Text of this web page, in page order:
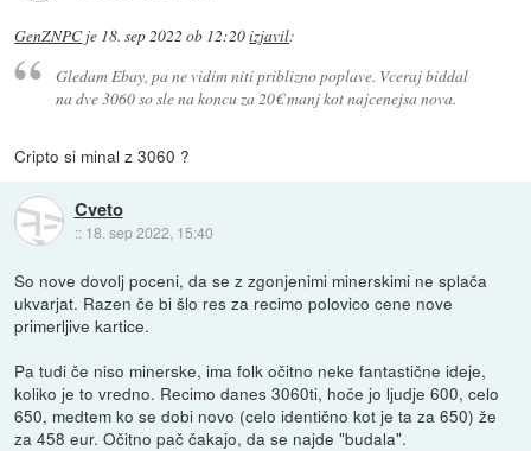
GenZNPCje 18. sep 2022 ob 12:20izjavil:
Gledam Ebay, pa ne vidim niti priblizno poplave. Vceraj biddal
na dve 3060 so sle na koncu za 20€ manj kot najcenejsa nova.
Cripto si minal z 3060 ?
Cveto
:: 18. sep 2022, 15:40
So nove dovolj poceni, da se z zgonjenimi minerskimi ne splača
ukvarjat. Razen če bi šlo res za recimo polovico cene nove
primerljive kartice.
Pa tudi če niso minerske, ima folk očitno neke fantastične ideje,
koliko je to vredno. Recimo danes 3060ti, hoče jo ljudje 600, celo
650, medtem ko se dobi novo (celo identično kot je ta za 650) že
za 458 eur. Očitno pač čakajo, da se najde "budala".